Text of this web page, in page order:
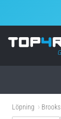
Löpning Brooks